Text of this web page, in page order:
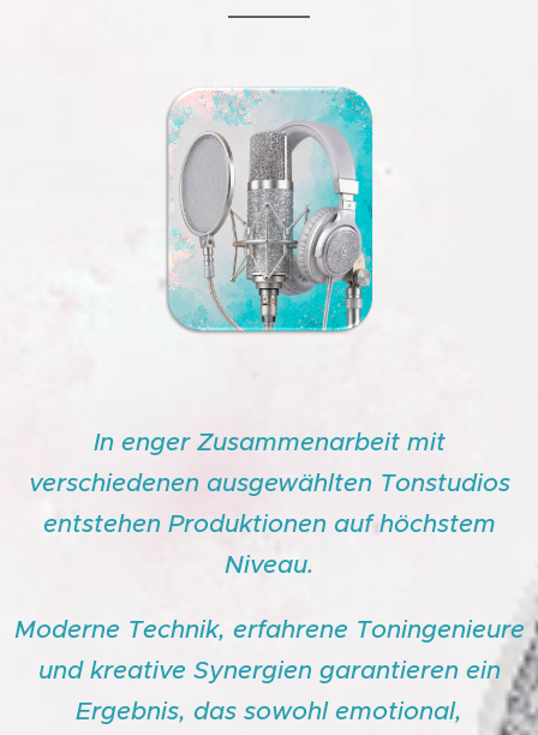
In enger Zusammenarbeit mit
verschiedenen ausgewählten Tonstudios
entstehen Produktionen auf höchstem
Niveau.
Moderne Technik, erfahrene Toningenieure
und kreative Synergien garantieren ein
Ergebnis, das sowohl emotional,